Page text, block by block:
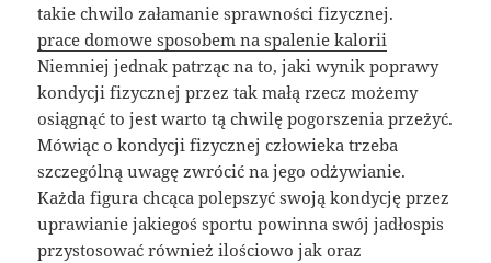
takie chwilo załamanie sprawności fizycznej.
prace domowe sposobem na spalenie kalorii
Niemniej jednak patrząc na to, jaki wynik poprawy
kondycji fizycznej przez tak małą rzecz możemy
osiągnąć to jest warto tą chwilę pogorszenia przeżyć.
Mówiąc o kondycji fizycznej człowieka trzeba
szczególną uwagę zwrócić na jego odżywianie.
Każda figura chcąca polepszyć swoją kondycję przez
uprawianie jakiegoś sportu powinna swój jadłospis
przystosować również ilościowo jak oraz